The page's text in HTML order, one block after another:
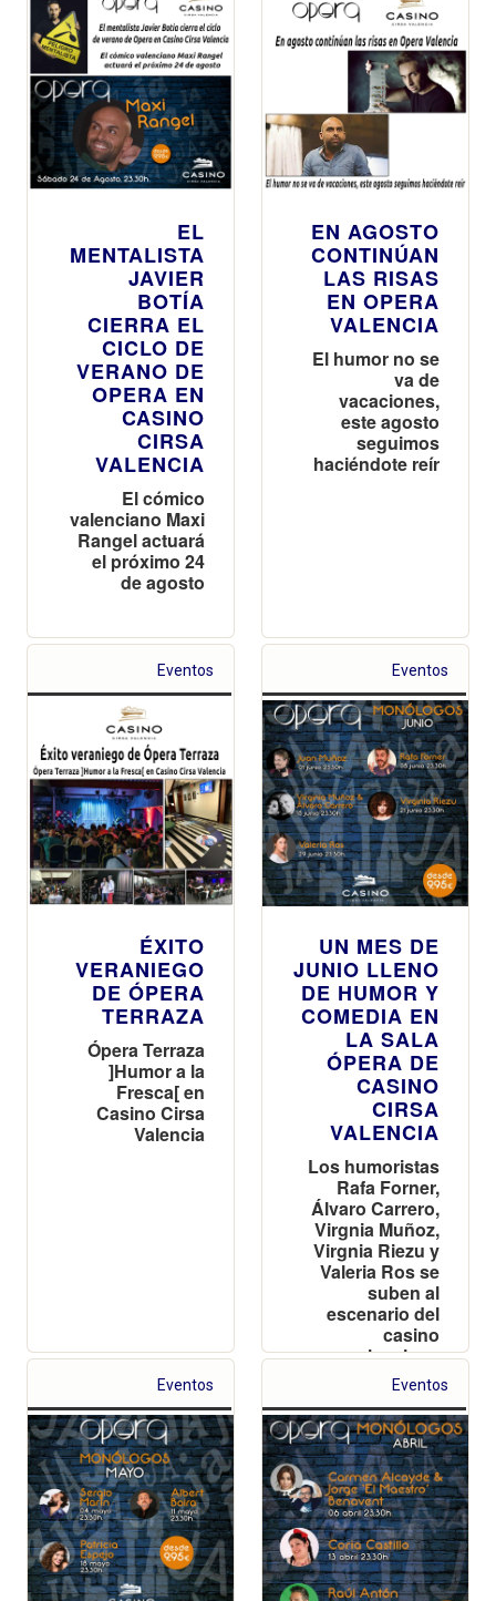
EL
MENTALISTA
JAVIER
BOTÍA
CIERRA EL
CICLO DE
VERANO DE
OPERA EN
CASINO
CIRSA
VALENCIA
El cómico
valenciano Maxi
Rangel actuará
el próximo 24
de agosto
EN AGOSTO
CONTINÚAN
LAS RISAS
EN OPERA
VALENCIA
El humor no se
va de
vacaciones,
este agosto
seguimos
haciéndote reír
Eventos
ÉXITO
VERANIEGO
DE ÓPERA
TERRAZA
Ópera Terraza
]Humor a la
Fresca[ en
Casino Cirsa
Valencia
Eventos
UN MES DE
JUNIO LLENO
DE HUMOR Y
COMEDIA EN
LA SALA
ÓPERA DE
CASINO
CIRSA
VALENCIA
Los humoristas
Rafa Forner,
Álvaro Carrero,
Virgnia Muñoz,
Virgnia Riezu y
Valeria Ros se
suben al
escenario del
casino
valenciano
Eventos Eventos